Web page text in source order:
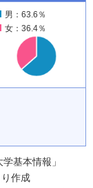
男：63.6％
女：36.4％
基本情報」
作成